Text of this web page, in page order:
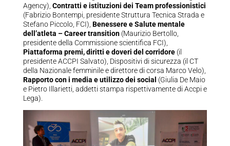
Agency), Contratti e istituzioni dei Team professionistici
(Fabrizio Bontempi, presidente Struttura Tecnica Strada e
Stefano Piccolo, FCI), Benessere e Salute mentale
dell’atleta – Career transition (Maurizio Bertollo,
presidente della Commissione scientifica FCI),
Piattaforma premi, diritti e doveri del corridore(il
presidente ACCPI Salvato), Dispositivi di sicurezza (il CT
della Nazionale femminile e direttore di corsa Marco Velo),
Rapporto con i media e utilizzo dei social (Giulia De Maio
e Pietro Illarietti, addetti stampa rispettivamente di Accpi e
Lega).